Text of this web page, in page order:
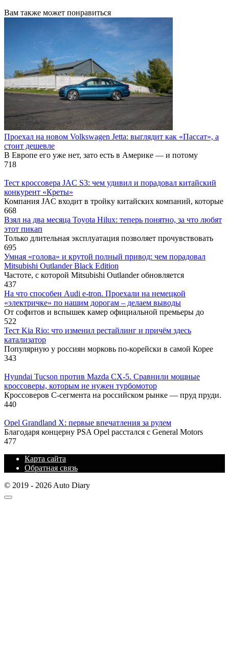
Вам также может понравиться
Проехал на новом Volkswagen Jetta: выглядит как «Пассат», а
стоит дешевле
В Европе его уже нет, зато есть в Америке — и потому
718
Тест кроссовера JAC S3: чем удивил и порадовал китайский
конкурент «Креты»
Компания JAC входит в тройку китайских компаний, которые
668
Взял на два месяца Toyota Hilux: теперь понятно, за что любят
этот пикап
Только длительная эксплуатация позволяет прочувствовать
695
Умная «голова» и крутой полный привод: чем порадовал
Mitsubishi Outlander Black Edition
Частоте, с которой Mitsubishi Outlander обновляется
437
На что способен Audi e-tron. Проехали на немецкой
«электричке» по нашим дорогам – делаем выводы
От софитов и вспышек камер официальной премьеры до
522
Тест Kia Rio: что изменил рестайлинг и причём здесь
катализатор
Популярную у россиян морковь по-корейски в самой Корее
343
Hyundai Tucson против Mazda CX-5. Сравнили мощные
кроссоверы, которым не нужен турбомотор
Кроссоверов С-сегмента на российском рынке — пруд пруди.
440
Opel Grandland X: первые впечатления за рулем
Благодаря концерну PSA Opel расстался с General Motors
477
Карта сайта
Обратная связь
© 2019 - 2026 Auto Diary